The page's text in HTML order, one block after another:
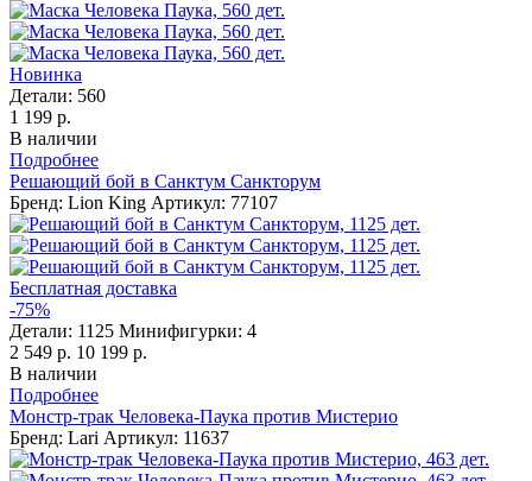
Новинка
Детали: 560
1 199 р.
В наличии
Подробнее
Решающий бой в Санктум Санкторум
Бренд: Lion King Артикул: 77107
Бесплатная доставка
-75%
Детали: 1125 Минифигурки: 4
2 549 р. 10 199 р.
В наличии
Подробнее
Монстр-трак Человека-Паука против Мистерио
Бренд: Lari Артикул: 11637